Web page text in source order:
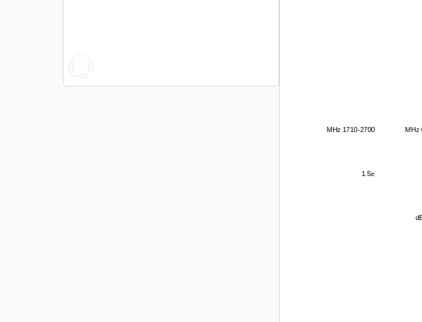
1710-2700 MHz
≤1.5